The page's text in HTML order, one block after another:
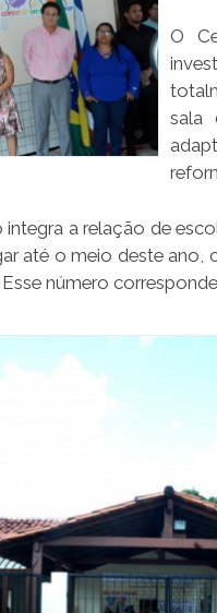
O
sala
integra a relação de
até o meio deste ano,
número